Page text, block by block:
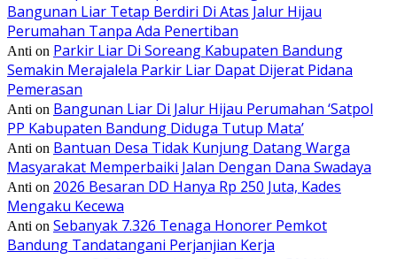
Bangunan Liar Tetap Berdiri Di Atas Jalur Hijau
Perumahan Tanpa Ada Penertiban
Anti on Parkir Liar Di Soreang Kabupaten Bandung
Semakin Merajalela Parkir Liar Dapat Dijerat Pidana
Pemerasan
Anti on Bangunan Liar Di Jalur Hijau Perumahan ‘Satpol
PP Kabupaten Bandung Diduga Tutup Mata’
Anti on Bantuan Desa Tidak Kunjung Datang Warga
Masyarakat Memperbaiki Jalan Dengan Dana Swadaya
Anti on 2026 Besaran DD Hanya Rp 250 Juta, Kades
Mengaku Kecewa
Anti on Sebanyak 7.326 Tenaga Honorer Pemkot
Bandung Tandatangani Perjanjian Kerja